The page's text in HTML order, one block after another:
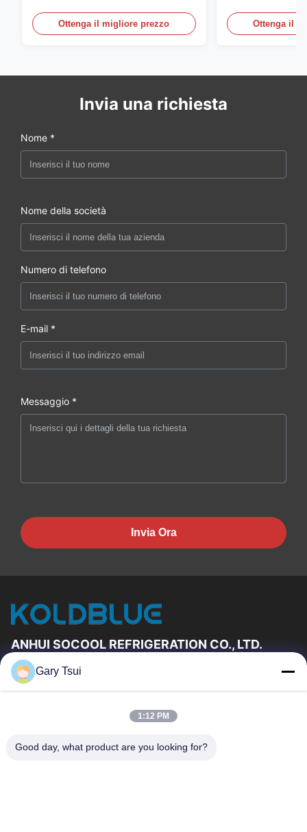
bevande con illuminazione del
LED
Ottenga il migliore prezzo
refrigerato i
esposizione
Ottenga il
Invia una richiesta
Nome *
Nome della società
Numero di telefono
E-mail *
Messaggio *
Invia Ora
ANHUI SOCOOL REFRIGERATION CO., LTD.
Link Veloci
Circa Noi
Giro Della Fabbrica
Controllo Di Qualità
Gary Tsui
1:12 PM
Good day, what product are you looking for?